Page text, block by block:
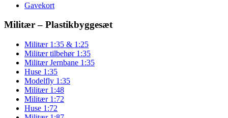
Gavekort
Militær – Plastikbyggesæt
Militær 1:35 & 1:25
Militær tilbehør 1:35
Militær Jernbane 1:35
Huse 1:35
Modelfly 1:35
Militær 1:48
Militær 1:72
Huse 1:72